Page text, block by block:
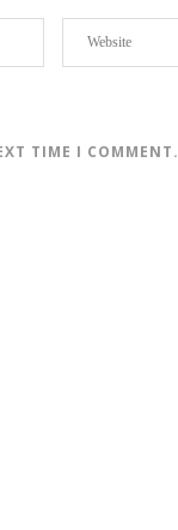
TIME I COMMENT.